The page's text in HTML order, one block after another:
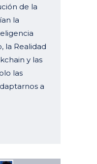
de la
la
la Realidad
y las
las
a